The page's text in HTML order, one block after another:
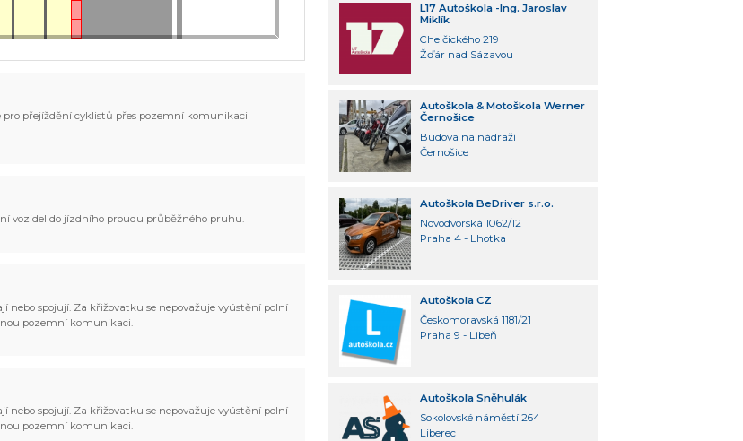
přejíždění cyklistů přes pozemní komunikaci
vozidel do jízdního proudu průběžného pruhu.
spojují. Za křižovatku se nepovažuje vyústění polní
pozemní komunikaci.
spojují. Za křižovatku se nepovažuje vyústění polní
pozemní komunikaci.
L17 Autoškola -Ing. Jaroslav
Miklík
Chelčického 219
Žďár nad Sázavou
Autoškola & Motoškola Werner
Černošice
Budova na nádraží
Černošice
Autoškola BeDriver s.r.o.
Novodvorská 1062/12
Praha 4 - Lhotka
Autoškola CZ
Českomoravská 1181/21
Praha 9 - Libeň
Autoškola Sněhulák
Sokolovské náměstí 264
Liberec